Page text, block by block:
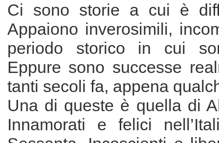
Ci sono storie a cui è
Appaiono inverosimili,
periodo storico in cui
Eppure sono successe
tanti secoli fa, appena
Una di queste è quella di
Innamorati e felici